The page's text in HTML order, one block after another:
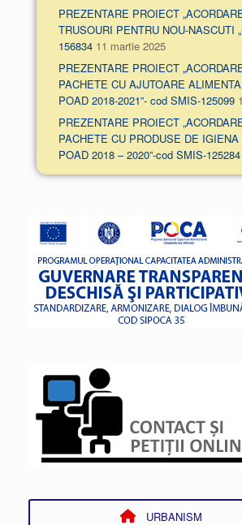
PREZENTARE PROIECT
TRUSOURI PENTRU NOU-NASCUTI
156834 11 martie 2025
PREZENTARE PROIECT
PACHETE CU AJUTOARE
POAD 2018-2021”- cod SMIS-125099
PREZENTARE PROIECT
PACHETE CU PRODUSE DE IGIENA
POAD 2018 – 2020”-cod SMIS-125284
URBANISM